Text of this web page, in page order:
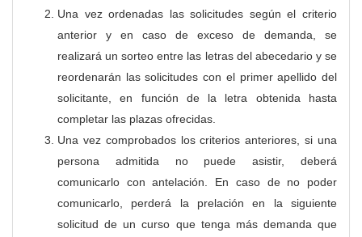
Una vez ordenadas las solicitudes según el criterio
anterior y en caso de exceso de demanda, se
realizará un sorteo entre las letras del abecedario y se
reordenarán las solicitudes con el primer apellido del
solicitante, en función de la letra obtenida hasta
completar las plazas ofrecidas.
Una vez comprobados los criterios anteriores, si una
persona admitida no puede asistir, deberá
comunicarlo con antelación. En caso de no poder
comunicarlo, perderá la prelación en la siguiente
solicitud de un curso que tenga más demanda que